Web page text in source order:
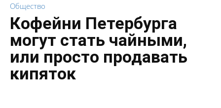
Общество
Кофейни Петербурга
могут стать чайными,
или просто продавать
кипяток